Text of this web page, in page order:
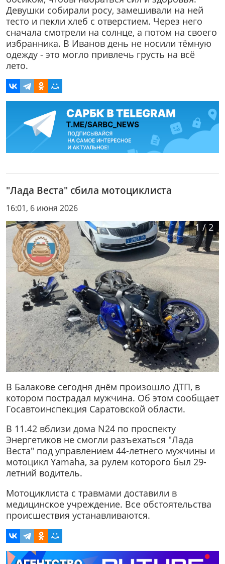
Девушки собирали росу, замешивали на ней
тесто и пекли хлеб с отверстием. Через него
сначала смотрели на солнце, а потом на своего
избранника. В Иванов день не носили тёмную
одежду - это могло привлечь грусть на всё
лето.
"Лада Веста" сбила мотоциклиста
16:01, 6 июня 2026
1 / 2
В Балакове сегодня днём произошло ДТП, в
котором пострадал мужчина. Об этом сообщает
Госавтоинспекция Саратовской области.
В 11.42 вблизи дома N24 по проспекту
Энергетиков не смогли разъехаться "Лада
Веста" под управлением 44-летнего мужчины и
мотоцикл Yamaha, за рулем которого был 29-
летний водитель.
Мотоциклиста с травмами доставили в
медицинское учреждение. Все обстоятельства
происшествия устанавливаются.